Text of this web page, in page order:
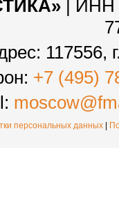
| ИНН
117556,
+7 (495)
персональных данных |